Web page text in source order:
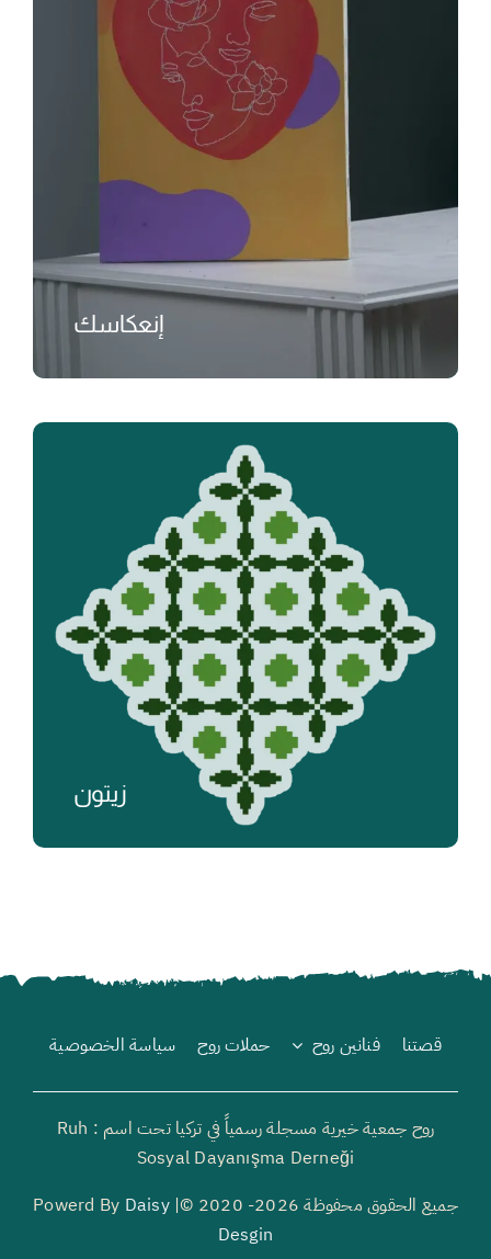
إنعكاسك
₺
زيتون
₺
قصتنا فنانين روح حملات روح سياسة الخصوصية
روح جمعية خيرية مسجلة رسمياً في تركيا تحت اسم : Ruh
Sosyal Dayanışma Derneği
جميع الحقوق محفوظة 2026- 2020 ©| Powerd By
Daisy
Desgin